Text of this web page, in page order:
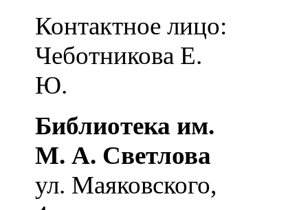
Контактное лицо:
Чеботникова Е.
Ю.
Библиотека им.
М. А. Светлова
ул. Маяковского,